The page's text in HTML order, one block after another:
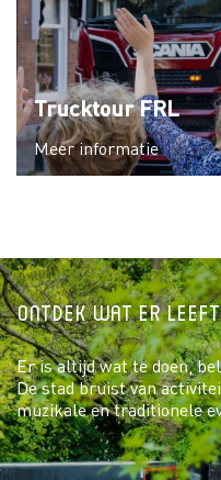
Trucktour FRL
Meer informatie
Ontdek wat er
Er is altijd wat te doen,
De stad bruist van
muzikale en traditionele